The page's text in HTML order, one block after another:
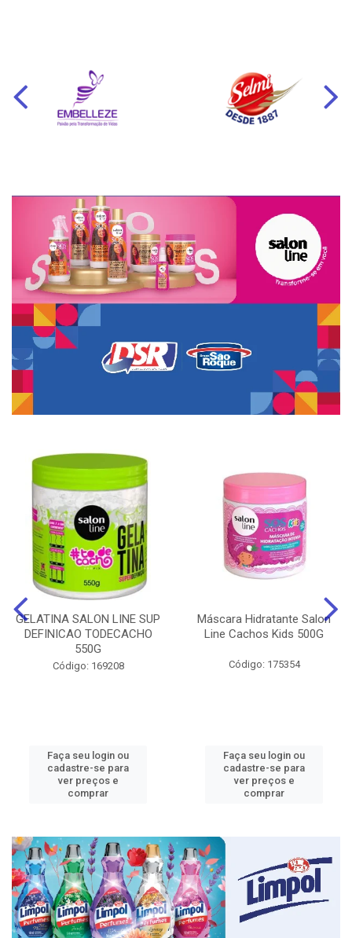
GELATINA SALON LINE SUP
DEFINICAO TODECACHO
550G
Código: 169208
Faça seu login ou
cadastre-se para
ver preços e
comprar
Máscara Hidratante Salon
Line Cachos Kids 500G
Código: 175354
Faça seu login ou
cadastre-se para
ver preços e
comprar